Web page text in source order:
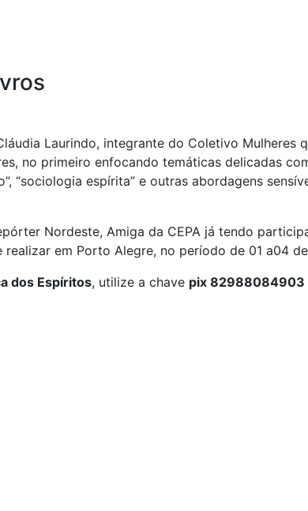
Laurindo, integrante do Coletivo Mulheres
no primeiro enfocando temáticas delicadas
“sociologia espírita” e outras abordagens
Nordeste, Amiga da CEPA já tendo
realizar em Porto Alegre, no período de 01 a04
dos Espíritos, utilize a chave pix 82988084903